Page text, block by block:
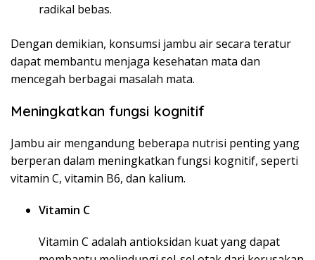
radikal bebas.
Dengan demikian, konsumsi jambu air secara teratur
dapat membantu menjaga kesehatan mata dan
mencegah berbagai masalah mata.
Meningkatkan fungsi kognitif
Jambu air mengandung beberapa nutrisi penting yang
berperan dalam meningkatkan fungsi kognitif, seperti
vitamin C, vitamin B6, dan kalium.
Vitamin C
Vitamin C adalah antioksidan kuat yang dapat